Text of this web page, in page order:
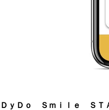
ＤｙＤｏ Ｓｍｉｌｅ ＳＴ